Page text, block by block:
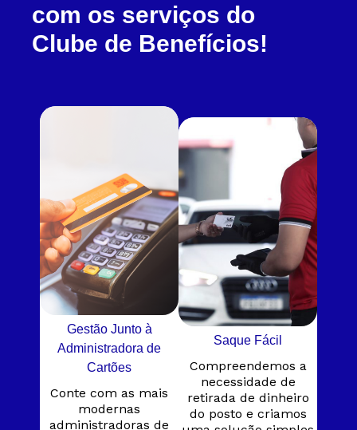
com os serviços do
Clube de Benefícios!
Gestão Junto à
Administradora de
Cartões​
Conte com as mais
modernas
administradoras de
Saque Fácil
Compreendemos a
necessidade de
retirada de dinheiro
do posto e criamos